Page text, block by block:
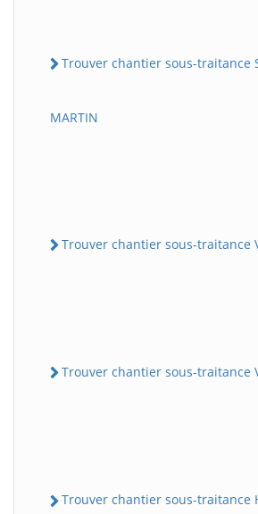
Trouver chantier sous-traitance
MARTIN
Trouver chantier sous-traitance
Trouver chantier sous-traitance
Trouver chantier sous-traitance